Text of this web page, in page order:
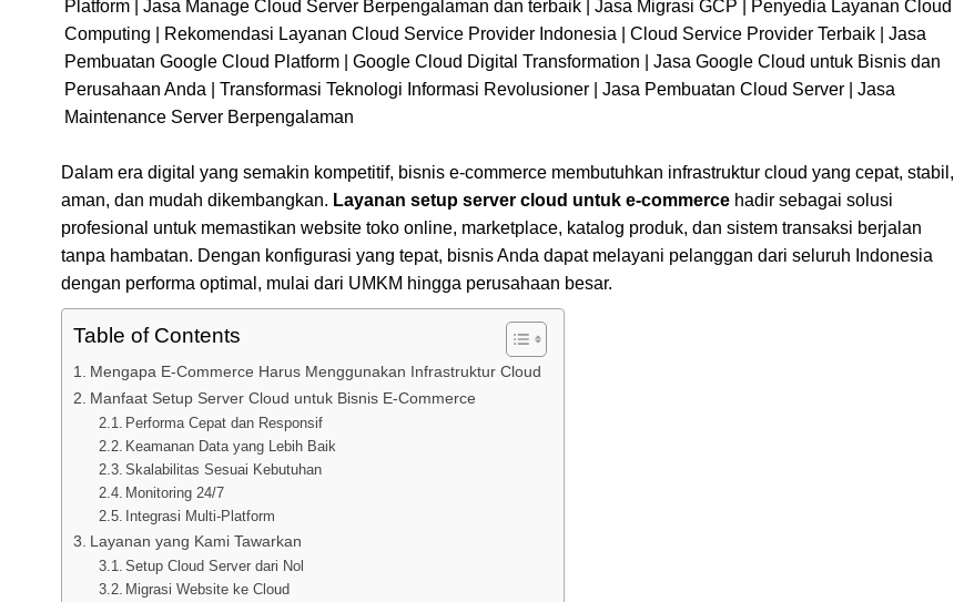
Dalam era digital yang semakin kompetitif, bisnis e-commerce membutuhkan infrastruktur cloud yang cepat, stabil,
aman, dan mudah dikembangkan. Layanan setup server cloud untuk e-commerce hadir sebagai solusi
profesional untuk memastikan website toko online, marketplace, katalog produk, dan sistem transaksi berjalan
tanpa hambatan. Dengan konfigurasi yang tepat, bisnis Anda dapat melayani pelanggan dari seluruh Indonesia
dengan performa optimal, mulai dari UMKM hingga perusahaan besar.
Table of Contents
Mengapa E-Commerce Harus Menggunakan Infrastruktur Cloud
Manfaat Setup Server Cloud untuk Bisnis E-Commerce
Performa Cepat dan Responsif
Keamanan Data yang Lebih Baik
Skalabilitas Sesuai Kebutuhan
Monitoring 24/7
Integrasi Multi-Platform
Layanan yang Kami Tawarkan
Setup Cloud Server dari Nol
Migrasi Website ke Cloud